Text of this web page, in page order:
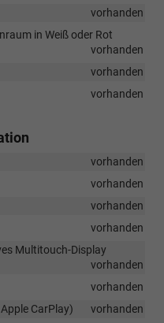
vorhanden
in Weiß oder Rot
vorhanden
vorhanden
vorhanden
vorhanden
vorhanden
vorhanden
vorhanden
Multitouch-Display
vorhanden
vorhanden
CarPlay)
vorhanden